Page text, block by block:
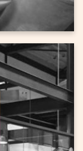
pand met
hoek? In de